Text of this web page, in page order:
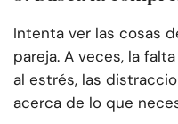
Intenta ver las cosas
pareja. A veces, la
al estrés, las
acerca de lo que